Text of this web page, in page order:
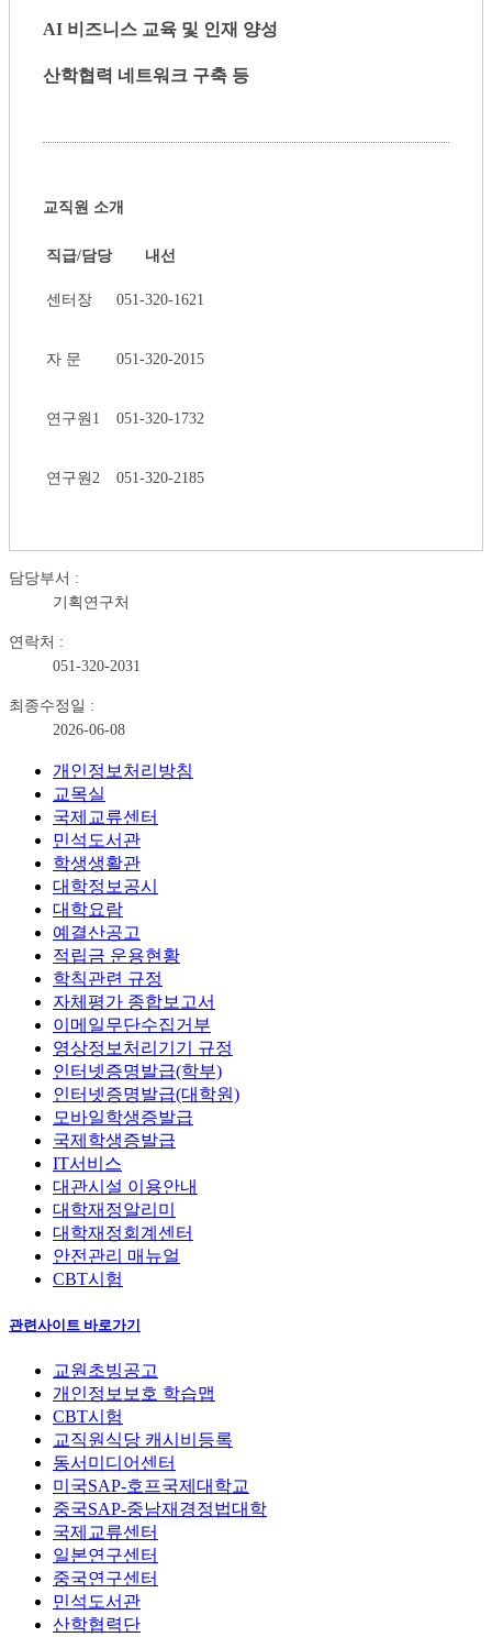
AI 비즈니스 교육 및 인재 양성
산학협력 네트워크 구축 등
교직원 소개
직급/담당 내선
센터장 051-320-1621
자 문 051-320-2015
연구원1 051-320-1732
연구원2 051-320-2185
담당부서 :
기획연구처
연락처 :
051-320-2031
최종수정일 :
2026-06-08
개인정보처리방침
교목실
국제교류센터
민석도서관
학생생활관
대학정보공시
대학요람
예결산공고
적립금 운용현황
학칙관련 규정
자체평가 종합보고서
이메일무단수집거부
영상정보처리기기 규정
인터넷증명발급(학부)
인터넷증명발급(대학원)
모바일학생증발급
국제학생증발급
IT서비스
대관시설 이용안내
대학재정알리미
대학재정회계센터
안전관리 매뉴얼
CBT시험
관련사이트 바로가기
교원초빙공고
개인정보보호 학습맵
CBT시험
교직원식당 캐시비등록
동서미디어센터
미국SAP-호프국제대학교
중국SAP-중남재경정법대학
국제교류센터
일본연구센터
중국연구센터
민석도서관
산학협력단